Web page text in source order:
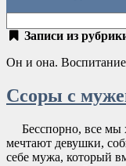
Записи из
Он и она. Воспитание
Ссоры с
Бесспорно, все мы
мечтают девушки,
себе мужа, который